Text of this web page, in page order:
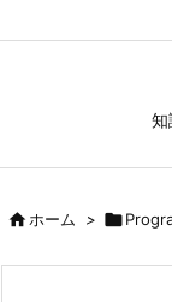
知
ホーム > 